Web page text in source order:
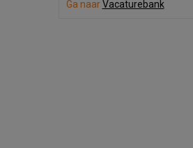
17 september 2026
Voormalig
Ga naarVacaturebank